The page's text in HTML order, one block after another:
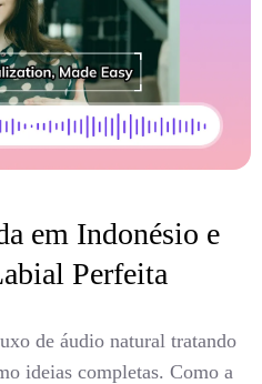
em Indonésio e
Perfeita
de áudio natural tratando
ideias completas. Como a